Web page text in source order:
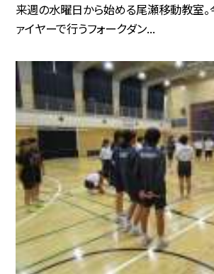
来週の水曜日から始める尾瀬移動教室。
ァイヤーで行うフォークダン...